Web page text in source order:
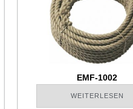
EMF-1002
WEITERLESEN